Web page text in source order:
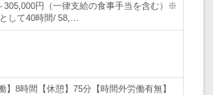
305,000円（一律支給の食事手当を含む）※
して40時間/ 58,…
】8時間【休憩】75分【時間外労働有無】